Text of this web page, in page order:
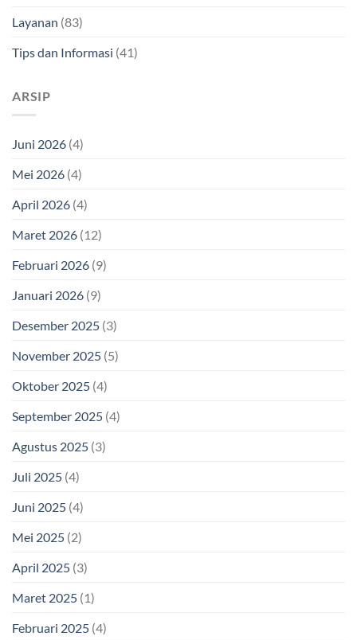
Layanan (83)
Tips dan Informasi (41)
ARSIP
Juni 2026 (4)
Mei 2026 (4)
April 2026 (4)
Maret 2026 (12)
Februari 2026 (9)
Januari 2026 (9)
Desember 2025 (3)
November 2025 (5)
Oktober 2025 (4)
September 2025 (4)
Agustus 2025 (3)
Juli 2025 (4)
Juni 2025 (4)
Mei 2025 (2)
April 2025 (3)
Maret 2025 (1)
Februari 2025 (4)